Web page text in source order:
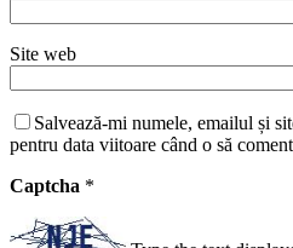
Site web
Salvează-mi numele, emailul și
pentru data viitoare când o să
Captcha *